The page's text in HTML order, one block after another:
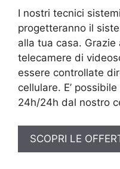
I nostri tecnici
progetteranno il
alla tua casa.
telecamere di
essere controllate
cellulare. E’
24h/24h dal nostro
SCOPRI LE